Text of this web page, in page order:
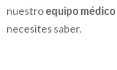
nuestroequipo médico
necesites saber.